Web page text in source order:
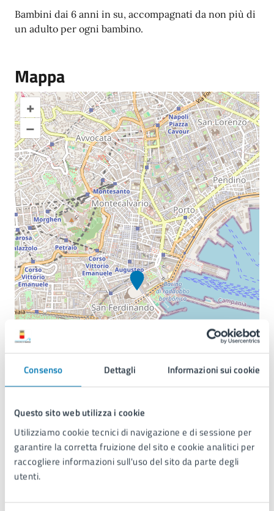
Consenso Dettagli Informazioni sui cookie
Questo sito web utilizza i cookie
Utilizziamo cookie tecnici di navigazione e di sessione per
garantire la corretta fruizione del sito e cookie analitici per
raccogliere informazioni sull'uso del sito da parte degli
utenti.
Bambini dai 6 anni in su, accompagnati da non più di
un adulto per ogni bambino.
Mappa
+
–